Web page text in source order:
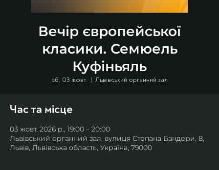
Вечір європейської
класики. Семюель
Куфіньяль
сб, 03 жовт.
  |
Львівський органний зал
Час та місце
03 жовт. 2026 р., 19:00 – 20:00
Львівський органний зал, вулиця Степана Бандери, 8,
Львів, Львівська область, Україна, 79000